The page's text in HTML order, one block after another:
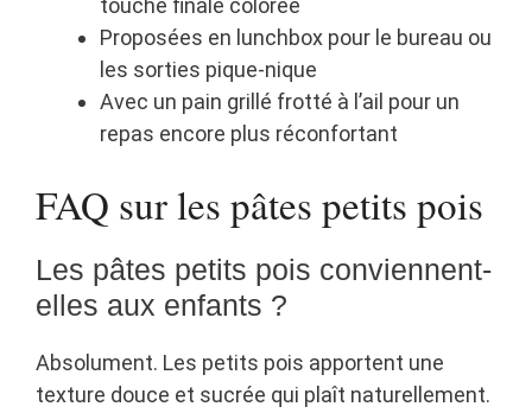
touche finale colorée
Proposées en lunchbox pour le bureau ou
les sorties pique-nique
Avec un pain grillé frotté à l’ail pour un
repas encore plus réconfortant
FAQ sur les pâtes petits pois
Les pâtes petits pois conviennent-
elles aux enfants ?
Absolument. Les petits pois apportent une
texture douce et sucrée qui plaît naturellement.